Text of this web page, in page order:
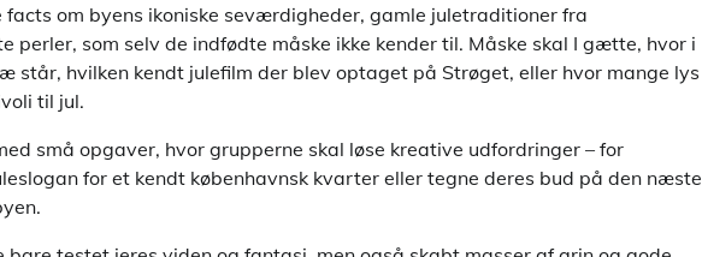
facts om byens ikoniske seværdigheder, gamle juletraditioner fra
perler, som selv de indfødte måske ikke kender til. Måske skal I gætte, hvor i
står, hvilken kendt julefilm der blev optaget på Strøget, eller hvor mange lys
til jul.
små opgaver, hvor grupperne skal løse kreative udfordringer – for
for et kendt københavnsk kvarter eller tegne deres bud på den næste